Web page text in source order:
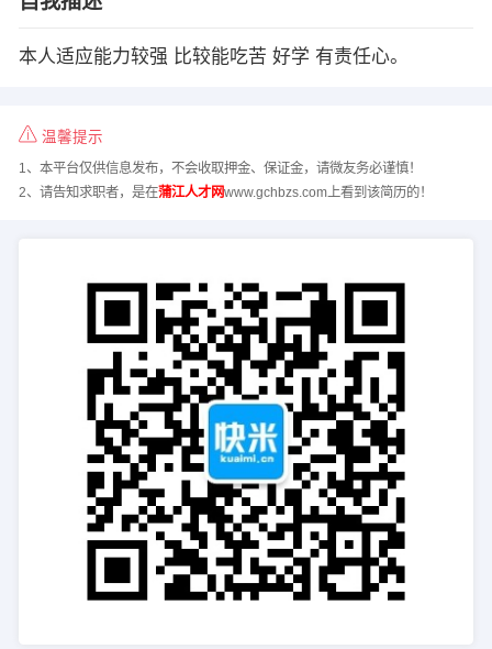
本人适应能力较强 比较能吃苦 好学 有责任心。
温馨提示
1、本平台仅供信息发布，不会收取押金、保证金，请微友务必谨慎！
2、请告知求职者，是在蒲江人才网www.gchbzs.com上看到该简历的！